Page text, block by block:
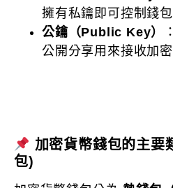
擁有私鑰即可控制錢
公鑰（Public Key）
公開分享用來接收加密
加密貨幣錢包的主要
包)